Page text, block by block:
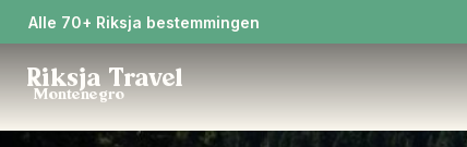
Alle 70+ Riksja bestemmingen
Riksja Travel
Montenegro